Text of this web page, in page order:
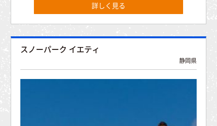
詳しく見る
スノーパーク イエティ
静岡県